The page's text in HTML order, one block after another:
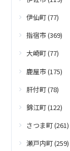
伊仙町 (77)
指宿市 (369)
大崎町 (77)
鹿屋市 (175)
肝付町 (78)
錦江町 (122)
さつま町 (261)
瀬戸内町 (259)